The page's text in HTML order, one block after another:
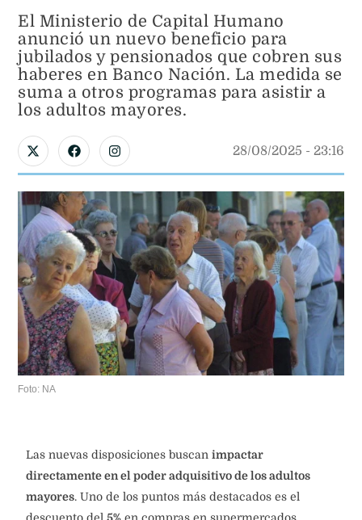
El Ministerio de Capital Humano
anunció un nuevo beneficio para
jubilados y pensionados que cobren sus
haberes en Banco Nación. La medida se
suma a otros programas para asistir a
los adultos mayores.
28/08/2025 - 23:16
Foto: NA
Las nuevas disposiciones buscan impactar
directamente en el poder adquisitivo de los adultos
mayores. Uno de los puntos más destacados es el
descuento del 5% en compras en supermercados,